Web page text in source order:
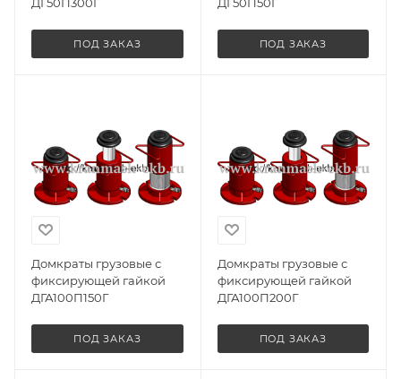
ПОД ЗАКАЗ ПОД ЗАКАЗ
Домкраты грузовые с
фиксирующей гайкой
ДГА100П150Г
ПОД ЗАКАЗ
Домкраты грузовые с
фиксирующей гайкой
ДГА100П200Г
ПОД ЗАКАЗ